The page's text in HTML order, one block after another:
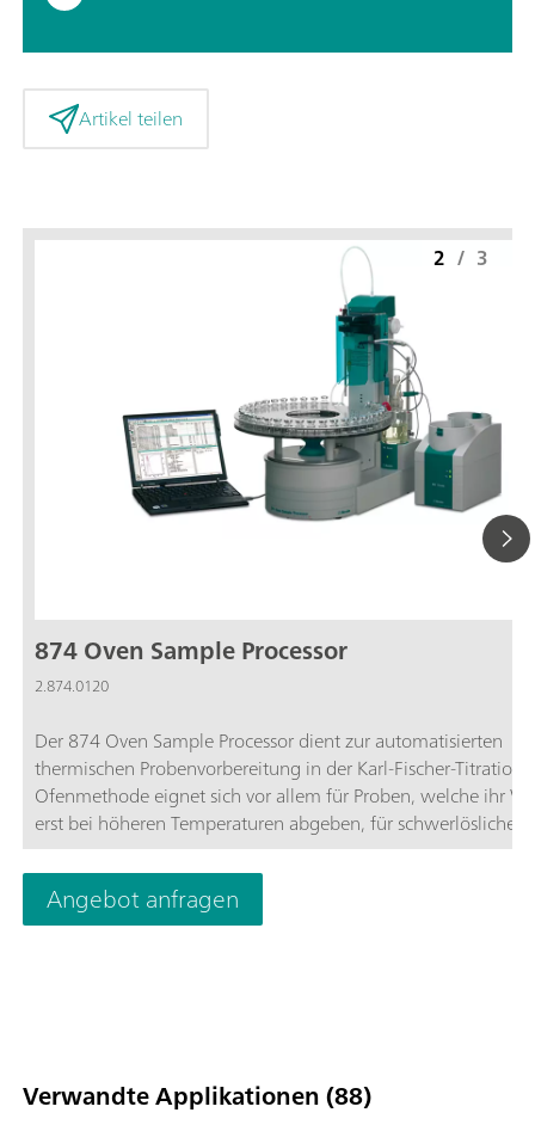
Artikel teilen
874 Oven Sample Processor
2.874.0120
Der 874 Oven Sample Processor dient zur automatisierten
thermischen Probenvorbereitung in der Karl-Fischer-
Ofenmethode eignet sich vor allem für Proben, welche ihr
erst bei höheren Temperaturen abgeben, für schwerlösliche
oder solche die mit dem KF-Reagenz reagieren.
2 / 3
Angebot anfragen
Verwandte Applikationen (88)